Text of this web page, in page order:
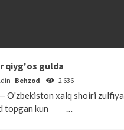
qiyg'os gulda
Behzod 2 636
O'zbekiston xalq shoiri zulfiya
topgan kun …